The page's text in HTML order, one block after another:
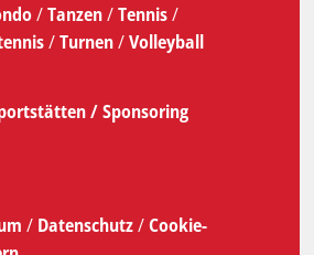
/Tanzen/Tennis/
/Turnen/Volleyball
/Sponsoring
/ Datenschutz/Cookie-